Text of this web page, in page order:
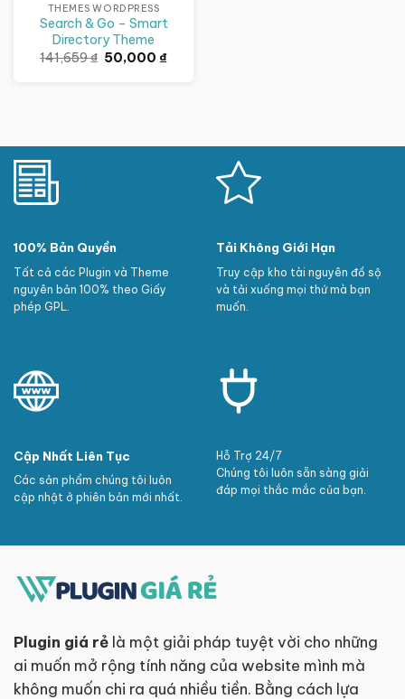
THEMES WORDPRESS
Search & Go – Smart
Directory Theme
141,659₫ Giá
gốc
50,000₫Giá
100% Bản Quyền
Tất cả các Plugin và Theme
nguyên bản 100% theo Giấy
phép GPL.
Tải Không Giới Hạn
Truy cập kho tài nguyên đồ sộ
và tải xuống mọi thứ mà bạn
muốn.
Cập Nhất Liên Tục
Các sản phẩm chúng tôi luôn
cập nhật ở phiên bản mới nhất.
Hỗ Trợ 24/7
Chúng tôi luôn sẵn sàng giải
đáp mọi thắc mắc của bạn.
Plugin giá rẻ là một giải pháp tuyệt vời cho những
ai muốn mở rộng tính năng của website mình mà
không muốn chi ra quá nhiều tiền. Bằng cách lựa